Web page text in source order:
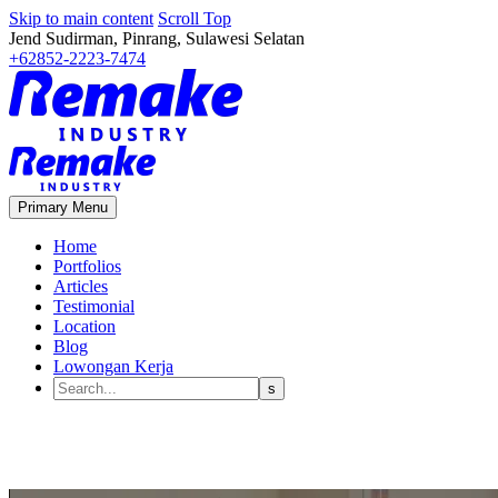
Skip to main content Scroll Top
Jend Sudirman, Pinrang, Sulawesi Selatan
+62852-2223-7474
Primary Menu
Home
Portfolios
Articles
Testimonial
Location
Blog
Lowongan Kerja